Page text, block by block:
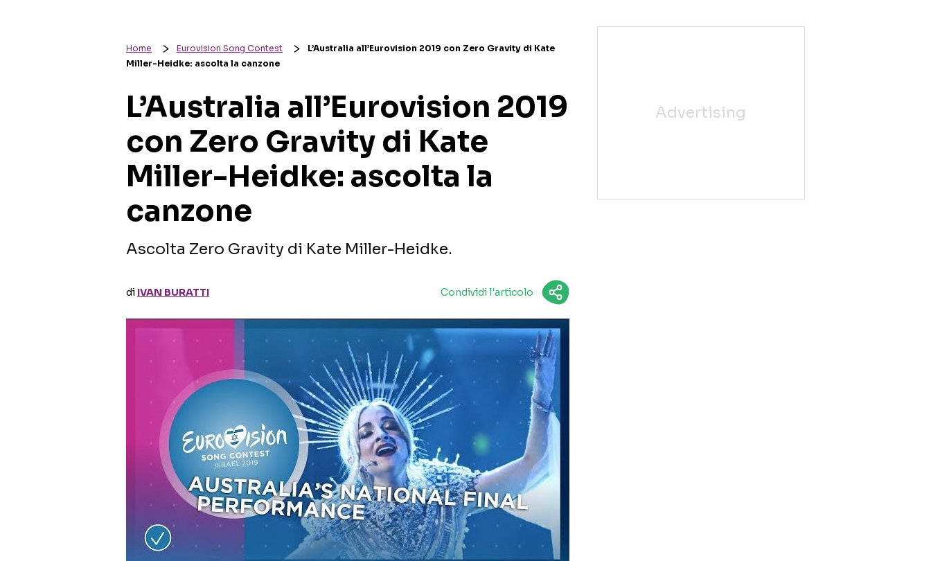
Home Eurovision Song Contest
L’Australia all’Eurovision 2019 con Zero Gravity di Kate
Miller-Heidke: ascolta la canzone
L’Australia all’Eurovision 2019
con Zero Gravity di Kate
Miller-Heidke: ascolta la
canzone
Ascolta Zero Gravity di Kate Miller-Heidke.
di IVAN BURATTI Condividi l'articolo